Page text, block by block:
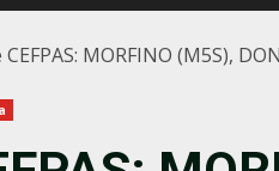
CEFPAS: MORFINO (M5S),